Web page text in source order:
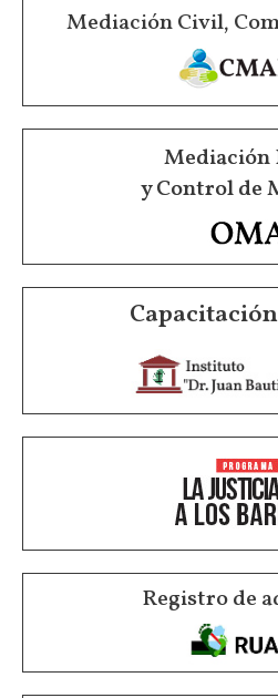
Mediación Civil,
Mediación
y Control de
Registro de